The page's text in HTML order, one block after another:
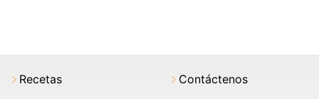
Recetas
Contáctenos